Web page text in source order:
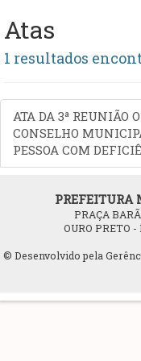
Atas
1 resultados
ATA DA 3ª REUNIÃO
CONSELHO
PESSOA COM
PREFEITURA
PRAÇA
OURO PRETO
© Desenvolvido pela